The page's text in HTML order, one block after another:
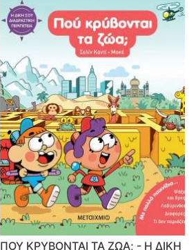
ΠΟΥ ΚΡΥΒΟΝΤΑΙ ΤΑ ΖΩΑ; - Η ΔΙΚΗ